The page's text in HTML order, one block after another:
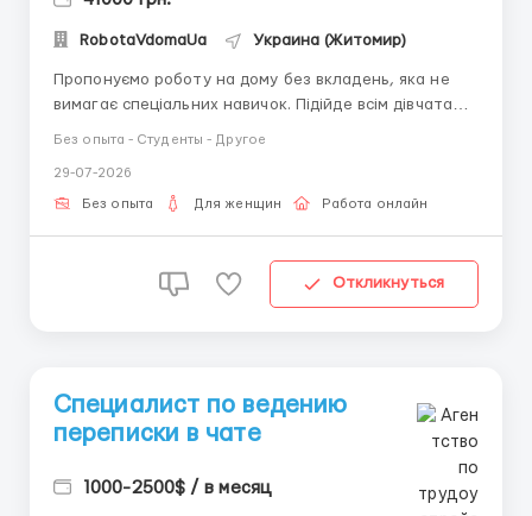
RobotaVdomaUa Украина (Житомир)
Пропонуємо роботу на дому без вкладень, яка не
вимагає спеціальних навичок. Підійде всім дівчатам
роботи. Вимога: Жінка 18-45 років , наявність ПК і
вільного виходу в інтернет, впевне...
Без опыта - Студенты - Другое
29-07-2026
Без опыта Для женщин Работа онлайн
Откликнуться
Специалист по ведению
переписки в чате
1000-2500$ / в месяц